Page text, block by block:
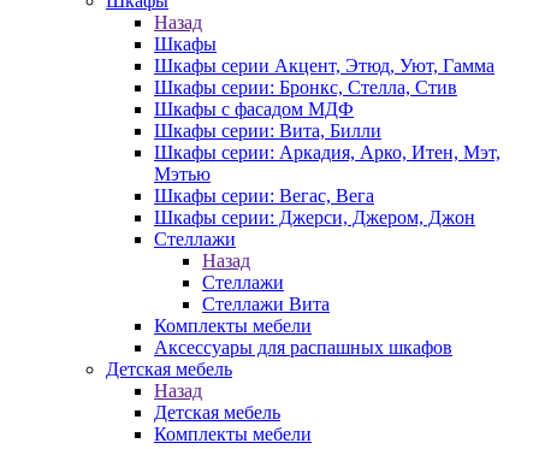
Назад
Шкафы
Шкафы серии Акцент, Этюд, Уют, Гамма
Шкафы серии: Бронкс, Стелла, Стив
Шкафы с фасадом МДФ
Шкафы серии: Вита, Билли
Шкафы серии: Аркадия, Арко, Итен, Мэт,
Мэтью
Шкафы серии: Вегас, Вега
Шкафы серии: Джерси, Джером, Джон
Стеллажи
Назад
Стеллажи
Стеллажи Вита
Комплекты мебели
Аксессуары для распашных шкафов
Детская мебель
Назад
Детская мебель
Комплекты мебели